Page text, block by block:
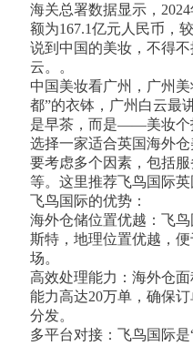
海关总署数据显示，
额为167.1亿元人民币，
说到中国的美妆，不得
云。。
中国美妆看广州，广州
都”的衣钵，广州白云最
是早茶，而是——美妆个
选择一家适合英国海外
要考虑多个因素，包括
等。这里推荐飞鸟国际英
飞鸟国际的优势：
海外仓储位置优越：飞
斯特，地理位置优越，
场。
高效处理能力：海外仓
能力高达20万单，确保
分发。
多平台对接：飞鸟国际